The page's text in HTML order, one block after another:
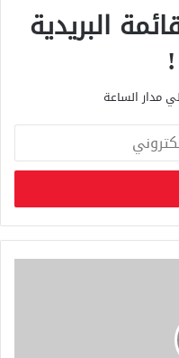
البريدية